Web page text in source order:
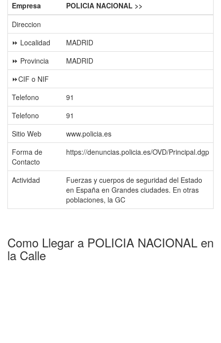
Empresa
POLICIA NACIONAL >>
Direccion
⏩ Localidad
MADRID
⏩ Provincia
MADRID
⏩CIF o NIF
Telefono
91
Telefono
91
Sitio Web
www.policia.es
Forma de
Contacto
https://denuncias.policia.es/OVD/Principal.dgp
Actividad
Fuerzas y cuerpos de seguridad del Estado
en España en Grandes ciudades. En otras
poblaciones, la GC
Como Llegar a POLICIA NACIONAL en
la Calle